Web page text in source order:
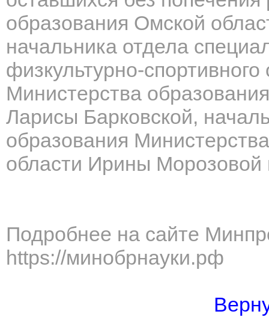
образования Омской
начальника отдела
физкультурно-
Министерства
Ларисы Барковской,
образования
области Ирины Морозовой
Подробнее на сайте
https://минобрнауки.рф